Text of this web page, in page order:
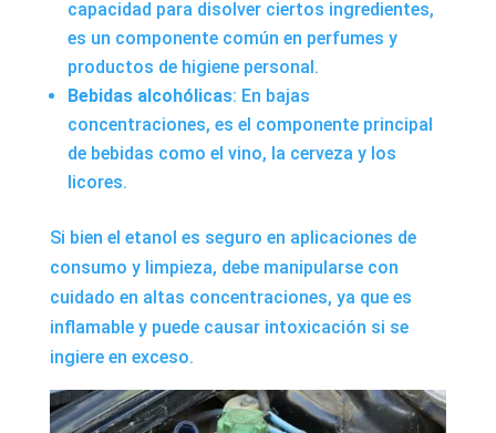
capacidad para disolver ciertos ingredientes,
es un componente común en perfumes y
productos de higiene personal.
Bebidas alcohólicas: En bajas
concentraciones, es el componente principal
de bebidas como el vino, la cerveza y los
licores.
Si bien el etanol es seguro en aplicaciones de
consumo y limpieza, debe manipularse con
cuidado en altas concentraciones, ya que es
inflamable y puede causar intoxicación si se
ingiere en exceso.